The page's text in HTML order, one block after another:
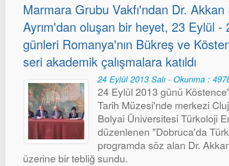
Marmara Grubu Vakfı'ndan Dr.
Ayrım'dan oluşan bir heyet, 23 Eylül -
günleri Romanya'nın Bükreş ve
seri akademik çalışmalara katıldı
24 Eylül 2013 Salı - Okunma :
24 Eylül 2013 günü
Tarih Müzesi'nde merkezi
Bolyai Üniversitesi Türkoloji
düzenlenen "Dobruca'da
programda söz alan Dr.
üzerine bir tebliğ sundu.